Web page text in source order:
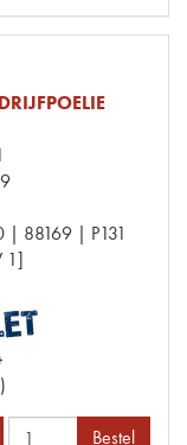
| 88169 | P131
1]
Bestel